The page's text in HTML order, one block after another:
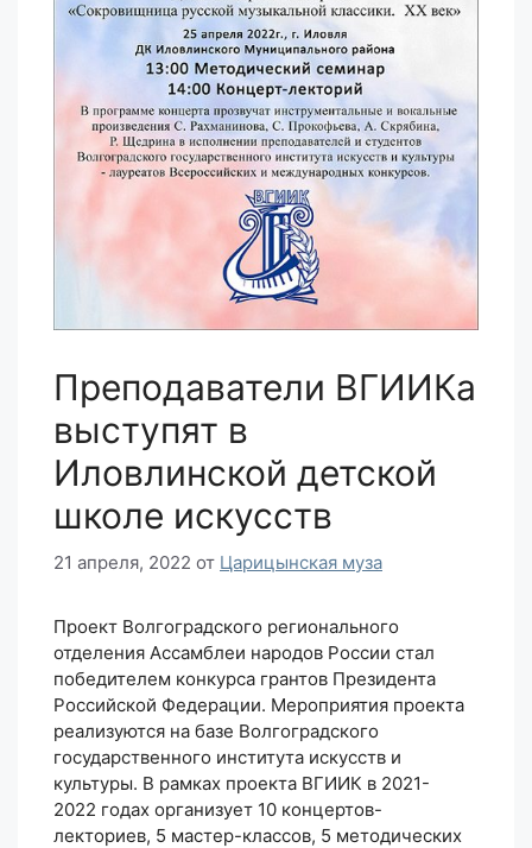
Преподаватели ВГИИКа
выступят в
Иловлинской детской
школе искусств
21 апреля, 2022 от Царицынская муза
Проект Волгоградского регионального
отделения Ассамблеи народов России стал
победителем конкурса грантов Президента
Российской Федерации. Мероприятия проекта
реализуются на базе Волгоградского
государственного института искусств и
культуры. В рамках проекта ВГИИК в 2021-
2022 годах организует 10 концертов-
лекториев, 5 мастер-классов, 5 методических